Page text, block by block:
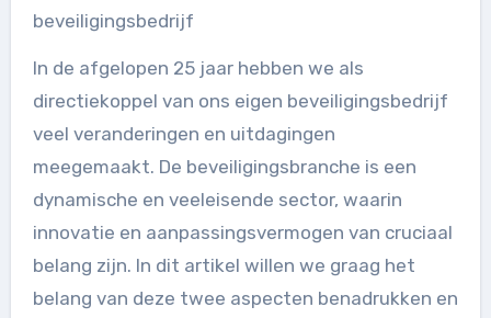
beveiligingsbedrijf
In de afgelopen 25 jaar hebben we als
directiekoppel van ons eigen beveiligingsbedrijf
veel veranderingen en uitdagingen
meegemaakt. De beveiligingsbranche is een
dynamische en veeleisende sector, waarin
innovatie en aanpassingsvermogen van cruciaal
belang zijn. In dit artikel willen we graag het
belang van deze twee aspecten benadrukken en